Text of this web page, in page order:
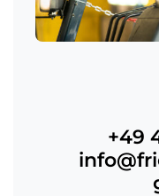
+49